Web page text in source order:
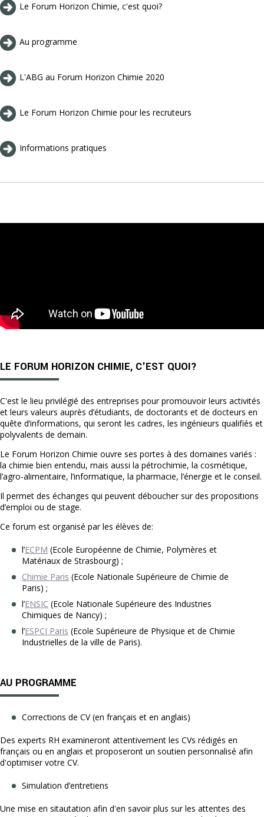
Le Forum Horizon Chimie, c'est quoi?
Au programme
L'ABG au Forum Horizon Chimie 2020
Le Forum Horizon Chimie pour les recruteurs
Informations pratiques
LE FORUM HORIZON CHIMIE, C'EST QUOI?
C'est le lieu privilégié des entreprises pour promouvoir leurs activités
et leurs valeurs auprès d’étudiants, de doctorants et de docteurs en
quête d’informations, qui seront les cadres, les ingénieurs qualifiés et
polyvalents de demain.
Le Forum Horizon Chimie ouvre ses portes à des domaines variés :
la chimie bien entendu, mais aussi la pétrochimie, la cosmétique,
l’agro-alimentaire, l’informatique, la pharmacie, l’énergie et le conseil.
Il permet des échanges qui peuvent déboucher sur des propositions
d’emploi ou de stage.
Ce forum est organisé par les élèves de:
l’ECPM (Ecole Européenne de Chimie, Polymères et
Matériaux de Strasbourg) ;
Chimie Paris (Ecole Nationale Supérieure de Chimie de
Paris) ;
l’ENSIC (Ecole Nationale Supérieure des Industries
Chimiques de Nancy) ;
l’ESPCI Paris (Ecole Supérieure de Physique et de Chimie
Industrielles de la ville de Paris).
AU PROGRAMME
Corrections de CV (en français et en anglais)
Des experts RH examineront attentivement les CVs rédigés en
français ou en anglais et proposeront un soutien personnalisé afin
d'optimiser votre CV.
Simulation d’entretiens
Une mise en sitautation afin d'en savoir plus sur les attentes des